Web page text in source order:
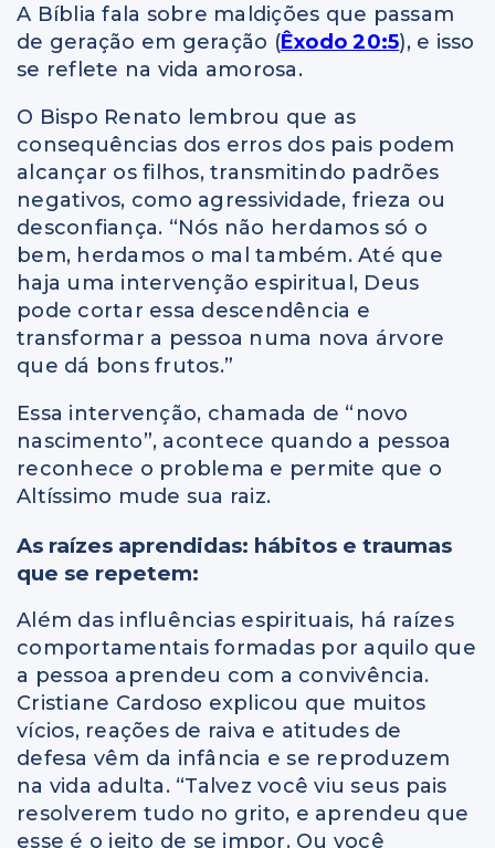
A Bíblia fala sobre maldições que passam
de geração em geração (Êxodo 20:5), e isso
se reflete na vida amorosa.
O Bispo Renato lembrou que as
consequências dos erros dos pais podem
alcançar os filhos, transmitindo padrões
negativos, como agressividade, frieza ou
desconfiança. “Nós não herdamos só o
bem, herdamos o mal também. Até que
haja uma intervenção espiritual, Deus
pode cortar essa descendência e
transformar a pessoa numa nova árvore
que dá bons frutos.”
Essa intervenção, chamada de “novo
nascimento”, acontece quando a pessoa
reconhece o problema e permite que o
Altíssimo mude sua raiz.
As raízes aprendidas: hábitos e traumas
que se repetem:
Além das influências espirituais, há raízes
comportamentais formadas por aquilo que
a pessoa aprendeu com a convivência.
Cristiane Cardoso explicou que muitos
vícios, reações de raiva e atitudes de
defesa vêm da infância e se reproduzem
na vida adulta. “Talvez você viu seus pais
resolverem tudo no grito, e aprendeu que
esse é o jeito de se impor. Ou você